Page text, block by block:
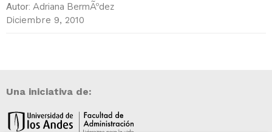
Autor: Adriana BermÃºdez
Diciembre 9, 2010
Una iniciativa de: